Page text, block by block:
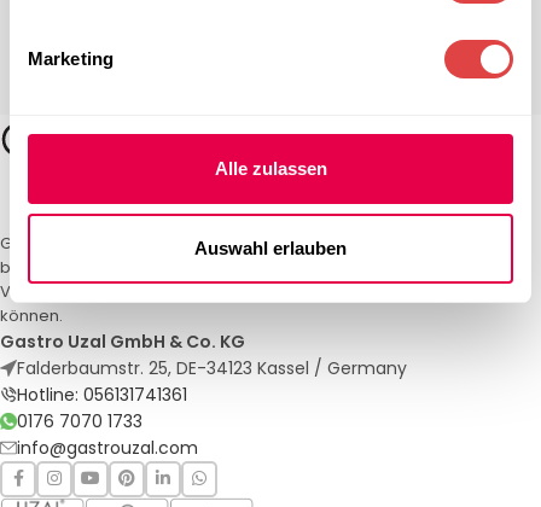
Marketing
Alle zulassen
Auswahl erlauben
Gastro Uzal – Ihr Spezialist für Gastronomiemöbel und -textilien. Wir
bieten maßgeschneiderte Lösungen für Restaurants, Hotels und
Veranstaltungen. Qualität und Service, auf die Sie sich verlassen
können.
Gastro Uzal GmbH & Co. KG
Falderbaumstr. 25, DE-34123 Kassel / Germany
Hotline: 056131741361
0176 7070 1733
info@gastrouzal.com